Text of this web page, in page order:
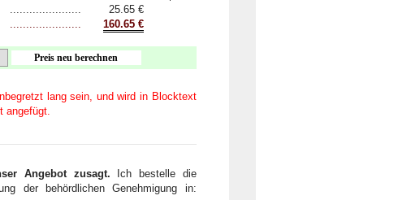
...................... 25.65€
...................... 160.65€
lang sein, und wird in Blocktext
angefügt.
Angebot zusagt.
Ich bestelle die
der behördlichen Genehmigung in: